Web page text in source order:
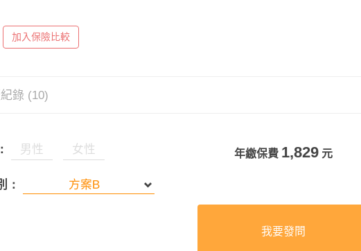
加入保險比較
錄 (10)
男性 女性
：
年繳保費 1,829 元
我要發問